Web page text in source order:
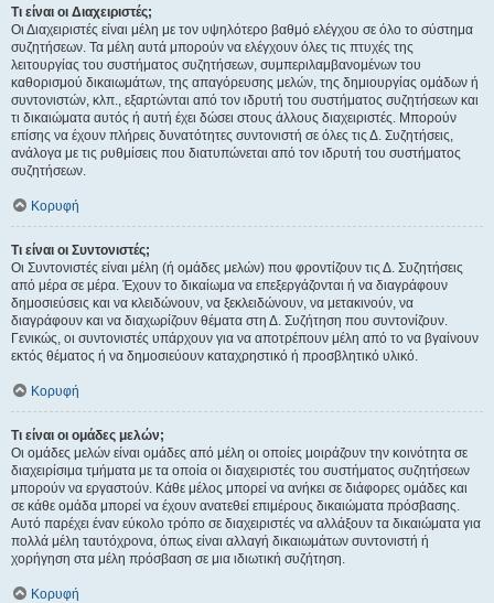
Τι είναι οι Διαχειριστές;
Οι Διαχειριστές είναι μέλη με τον υψηλότερο βαθμό ελέγχου σε όλο το σύστημα
συζητήσεων. Τα μέλη αυτά μπορούν να ελέγχουν όλες τις πτυχές της
λειτουργίας του συστήματος συζητήσεων, συμπεριλαμβανομένων του
καθορισμού δικαιωμάτων, της απαγόρευσης μελών, της δημιουργίας ομάδων ή
συντονιστών, κλπ., εξαρτώνται από τον ιδρυτή του συστήματος συζητήσεων και
τι δικαιώματα αυτός ή αυτή έχει δώσει στους άλλους διαχειριστές. Μπορούν
επίσης να έχουν πλήρεις δυνατότητες συντονιστή σε όλες τις Δ. Συζητήσεις,
ανάλογα με τις ρυθμίσεις που διατυπώνεται από τον ιδρυτή του συστήματος
συζητήσεων.
Κορυφή
Τι είναι οι Συντονιστές;
Οι Συντονιστές είναι μέλη (ή ομάδες μελών) που φροντίζουν τις Δ. Συζητήσεις
από μέρα σε μέρα. Έχουν το δικαίωμα να επεξεργάζονται ή να διαγράφουν
δημοσιεύσεις και να κλειδώνουν, να ξεκλειδώνουν, να μετακινούν, να
διαγράφουν και να διαχωρίζουν θέματα στη Δ. Συζήτηση που συντονίζουν.
Γενικώς, οι συντονιστές υπάρχουν για να αποτρέπουν μέλη από το να βγαίνουν
εκτός θέματος ή να δημοσιεύουν καταχρηστικό ή προσβλητικό υλικό.
Κορυφή
Τι είναι οι ομάδες μελών;
Οι ομάδες μελών είναι ομάδες από μέλη οι οποίες μοιράζουν την κοινότητα σε
διαχειρίσιμα τμήματα με τα οποία οι διαχειριστές του συστήματος συζητήσεων
μπορούν να εργαστούν. Κάθε μέλος μπορεί να ανήκει σε διάφορες ομάδες και
σε κάθε ομάδα μπορεί να έχουν ανατεθεί επιμέρους δικαιώματα πρόσβασης.
Αυτό παρέχει έναν εύκολο τρόπο σε διαχειριστές να αλλάξουν τα δικαιώματα για
πολλά μέλη ταυτόχρονα, όπως είναι αλλαγή δικαιωμάτων συντονιστή ή
χορήγηση στα μέλη πρόσβαση σε μια ιδιωτική συζήτηση.
Κορυφή